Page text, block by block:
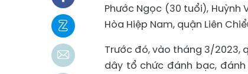
Phước Ngọc (30 tuổi),
Hòa Hiệp Nam, quận Liên
Trước đó, vào tháng 3/2023,
dây tổ chức đánh bạc,